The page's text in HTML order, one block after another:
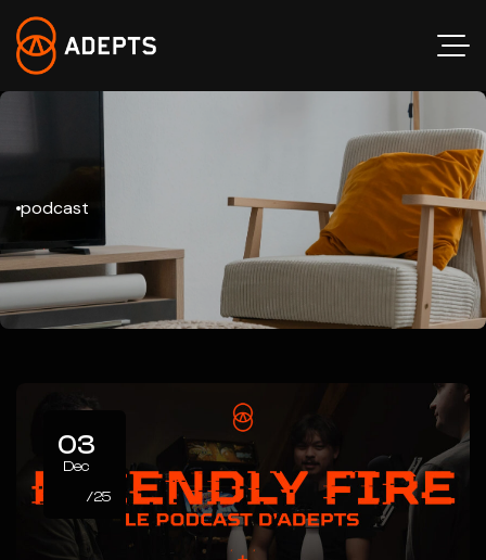
podcast
03
Dec
/25